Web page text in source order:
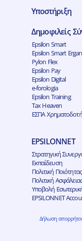
Υποστήριξη
Δημοφιλείς
Epsilon Smart
Epsilon Smart
Pylon Flex
Epsilon Pay
Epsilon Digital
e-forologia
Epsilon Training
Tax Heaven
ΕΣΠΑ
EPSILONNET
Στρατηγική
Εκπαίδευση
Πολιτική Ποιότητας
Πολιτική
Υποβολή
EPSILONNET
Δήλωση